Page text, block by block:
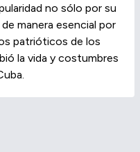
no sólo por su
manera esencial por
patrióticos de los
la vida y costumbres